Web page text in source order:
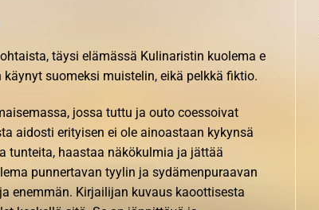
täysi elämässä Kulinaristin kuolema e
suomeksi muistelin, eikä pelkkä fiktio.
jossa tuttu ja outo coessoivat
aidosti erityisen ei ole ainoastaan kykynsä
tunteita, haastaa näkökulmia ja jättää
punnertavan tyylin ja sydämenpuraavan
enemmän. Kirjailijan kuvaus kaoottisesta